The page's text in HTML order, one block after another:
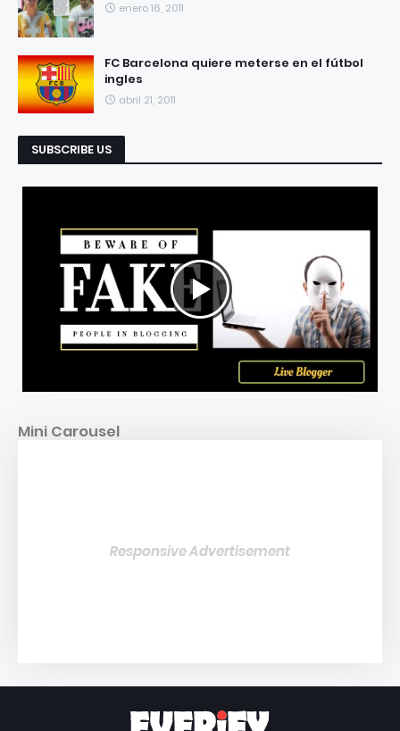
enero 16, 2011
FC Barcelona quiere meterse en el fútbol
ingles
abril 21, 2011
SUBSCRIBE US
Mini Carousel
Responsive Advertisement